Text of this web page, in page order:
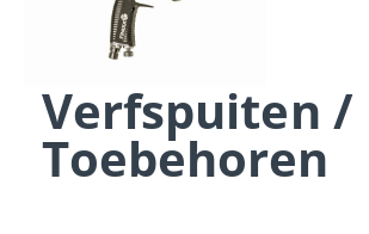
Verfspuiten /
Toebehoren